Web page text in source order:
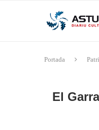
Portada
El